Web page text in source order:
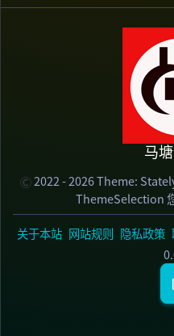
马
2022 - 2026 Theme:
ThemeSelection
关于本站 网站规则 隐私政策